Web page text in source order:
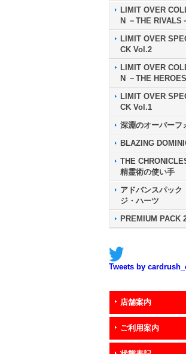
LIMIT OVER
N －THE RIVALS
LIMIT OVER
CK Vol.2
LIMIT OVER
N －THE
LIMIT OVER
CK Vol.1
深淵のオーバーフ
BLAZING
THE
精霊術の使い手
アドバンスパック
ジ・ハーツ
PREMIUM PACK
Tweets by
店舗案内
ご利用案内